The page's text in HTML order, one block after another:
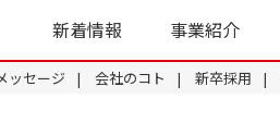
新着情報 事業紹介
ッセージ 会社のコト 新卒採用